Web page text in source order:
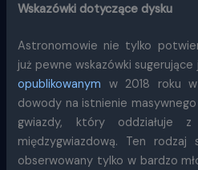
Wskazówki dotyczące dysku
Astronomowie nie tylko
już pewne wskazówki
opublikowanym w 2018 roku
dowody na istnienie masywnego
gwiazdy, który oddziałuje
międzygwiazdową. Ten rodzaj
obserwowany tylko w bardzo